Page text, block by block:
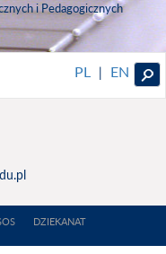
i Pedagogicznych
PL | EN
DZIEKANAT